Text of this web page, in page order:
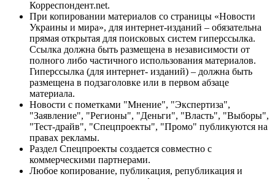
Корреспондент.net.
При копировании материалов со страницы «Новости
Украины и мира», для интернет-изданий – обязательна
прямая открытая для поисковых систем гиперссылка.
Ссылка должна быть размещена в независимости от
полного либо частичного использования материалов.
Гиперссылка (для интернет- изданий) – должна быть
размещена в подзаголовке или в первом абзаце
материала.
Новости с пометками "Мнение", "Экспертиза",
"Заявление", "Регионы", "Деньги", "Власть", "Выборы",
"Тест-драйв", "Спецпроекты", "Промо" публикуются на
правах рекламы.
Раздел Спецпроекты создается совместно с
коммерческими партнерами.
Любое копирование, публикация, републикация и